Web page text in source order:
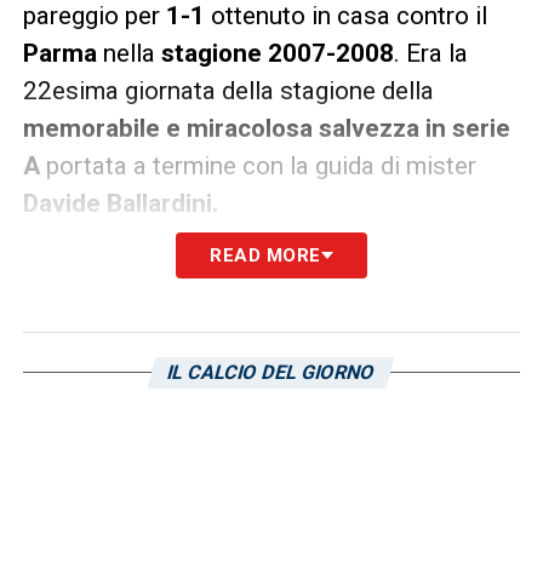
pareggio per 1-1 ottenuto in casa contro il
Parma nella stagione 2007-2008. Era la
22esima giornata della stagione della
memorabile e miracolosa salvezza in serie
Aportata a termine con la guida di mister
Davide Ballardini.
Oggi è ancora tutto da scrivere…
LA PLAYLIST DELLE NOSTRE TOP NEWS
READ MORE
IL CALCIO DEL GIORNO